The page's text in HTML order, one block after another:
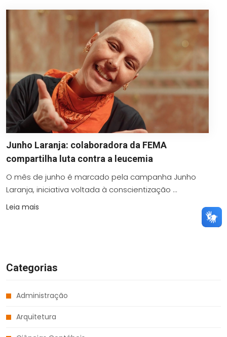
Junho Laranja: colaboradora da FEMA
compartilha luta contra a leucemia
O mês de junho é marcado pela campanha Junho
Laranja, iniciativa voltada à conscientização ...
Leia mais
Categorias
Administração
Arquitetura